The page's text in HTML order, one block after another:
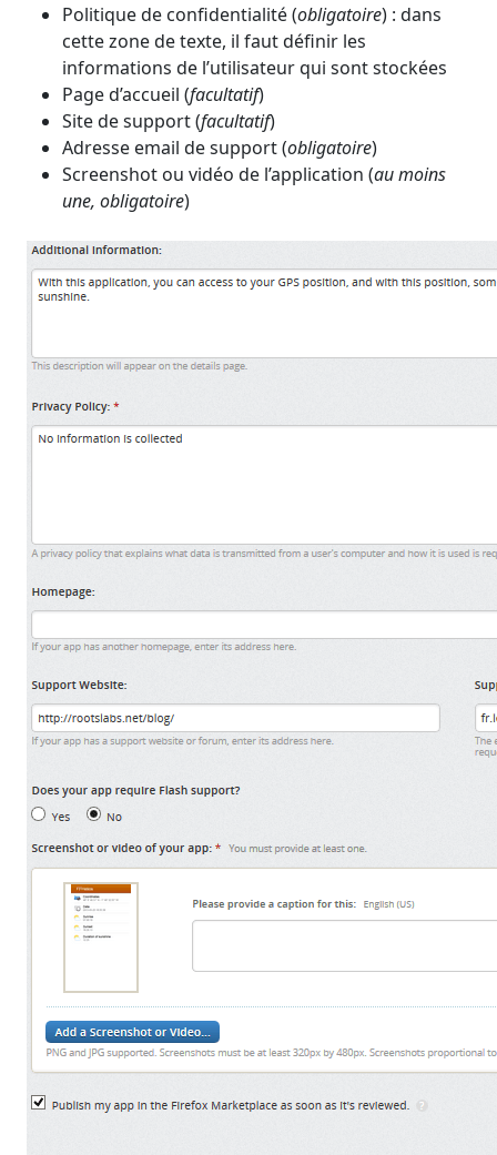
Politique de confidentialité (obligatoire) : dans
cette zone de texte, il faut définir les
informations de l’utilisateur qui sont stockées
Page d’accueil (facultatif)
Site de support (facultatif)
Adresse email de support (obligatoire)
Screenshot ou vidéo de l’application (au moins
une, obligatoire)